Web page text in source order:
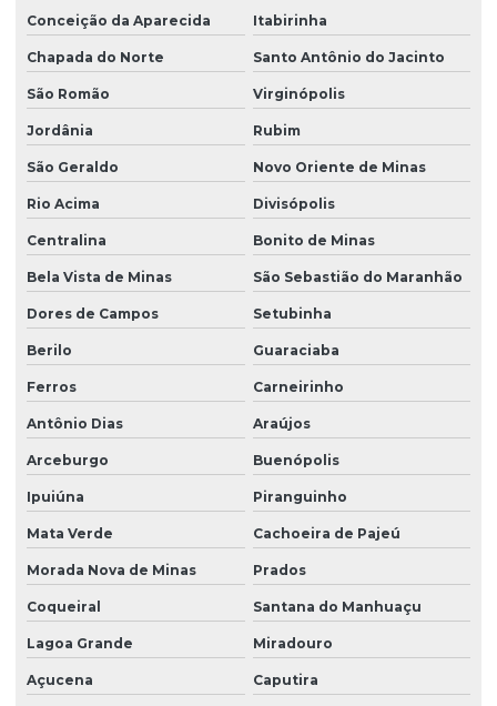
Conceição da Aparecida Itabirinha
Chapada do Norte Santo Antônio do Jacinto
São Romão Virginópolis
Jordânia Rubim
São Geraldo Novo Oriente de Minas
Rio Acima Divisópolis
Centralina Bonito de Minas
Bela Vista de Minas São Sebastião do Maranhão
Dores de Campos Setubinha
Berilo Guaraciaba
Ferros Carneirinho
Antônio Dias Araújos
Arceburgo Buenópolis
Ipuiúna Piranguinho
Mata Verde Cachoeira de Pajeú
Morada Nova de Minas Prados
Coqueiral Santana do Manhuaçu
Lagoa Grande Miradouro
Açucena Caputira